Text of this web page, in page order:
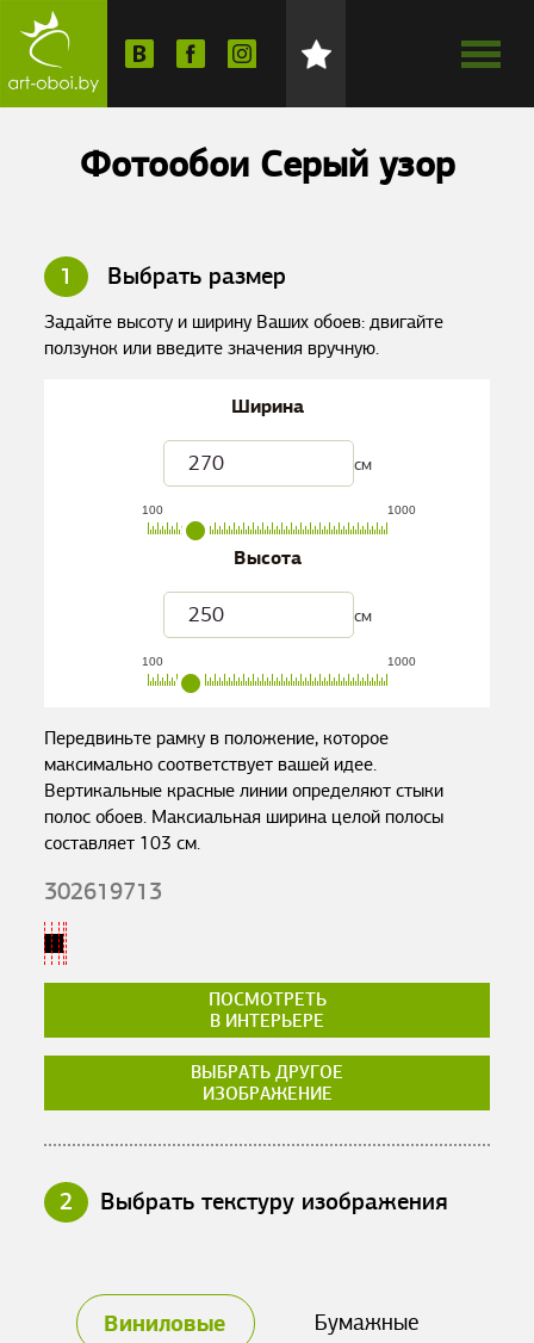
Фотообои Серый узор
1 Выбрать размер
Задайте высоту и ширину Ваших обоев: двигайте
ползунок или введите значения вручную.
Ширина
см
100 1000
Высота
см
100 1000
Передвиньте рамку в положение, которое
максимально соответствует вашей идее.
Вертикальные красные линии определяют стыки
полос обоев. Максиальная ширина целой полосы
составляет 103 см.
302619713
ПОСМОТРЕТЬ
В ИНТЕРЬЕРЕ
ВЫБРАТЬ ДРУГОЕ
ИЗОБРАЖЕНИЕ
2 Выбрать текстуру изображения
Виниловые Бумажные